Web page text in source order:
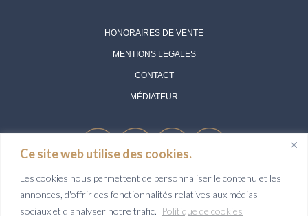
Ce site web utilise des cookies.
Les cookies nous permettent de personnaliser le contenu et les
annonces, d'offrir des fonctionnalités relatives aux médias
sociaux et d'analyser notre trafic. Politique de cookies
HONORAIRES DE VENTE
MENTIONS LEGALES
CONTACT
MÉDIATEUR